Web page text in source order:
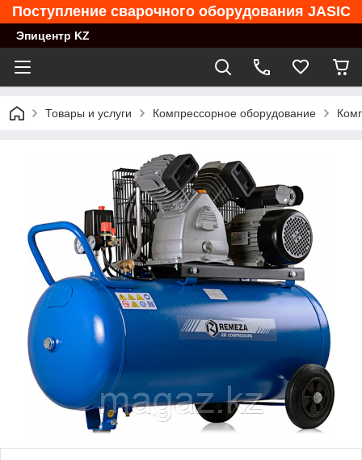
Поступление сварочного оборудования JASIC
Эпицентр KZ
Товары и услуги Компрессорное оборудование